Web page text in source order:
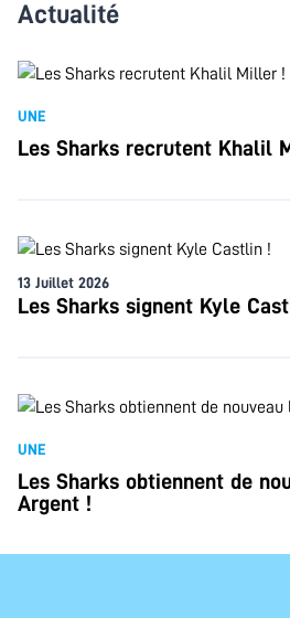
Actualité
UNE
Les Sharks recrutent Khalil
13 Juillet 2026
Les Sharks signent Kyle
UNE
Les Sharks obtiennent de
Argent !